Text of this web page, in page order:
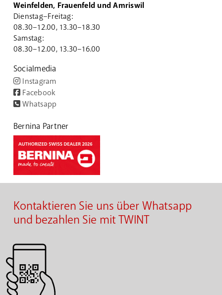
Weinfelden, Frauenfeld und Amriswil
Dienstag–Freitag:
08.30–12.00, 13.30–18.30
Samstag:
08.30–12.00, 13.30–16.00
Socialmedia
Instagram
Facebook
Whatsapp
Bernina Partner
Kontaktieren Sie uns über Whatsapp
und bezahlen Sie mit TWINT